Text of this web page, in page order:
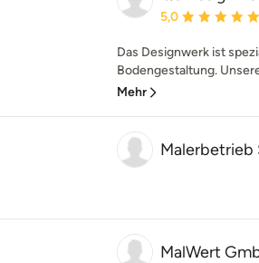
5,0
Das Designwerk ist
Bodengestaltung.
Mehr
Malerbetrieb
MalWert